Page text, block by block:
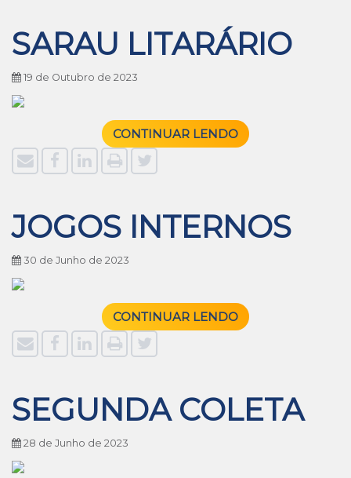
SARAU LITARÁRIO
19 de Outubro de 2023
CONTINUAR LENDO
JOGOS INTERNOS
30 de Junho de 2023
CONTINUAR LENDO
SEGUNDA COLETA
28 de Junho de 2023